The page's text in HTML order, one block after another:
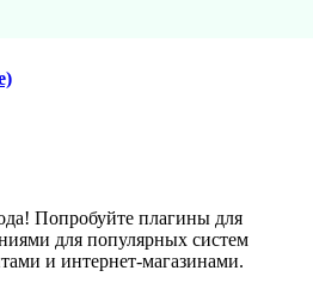
Попробуйте плагины для
для популярных систем
и интернет-магазинами.